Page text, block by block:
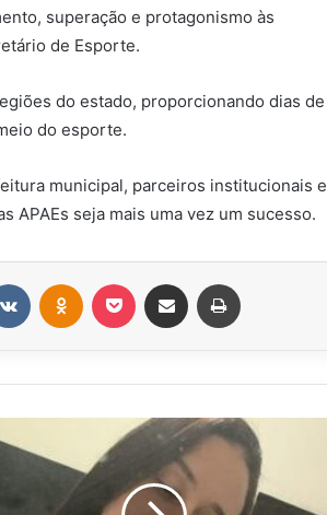
superação e protagonismo às
de Esporte.
do estado, proporcionando dias de
do esporte.
municipal, parceiros institucionais e
APAEs seja mais uma vez um sucesso.
Pocket Compartilhar via e-mail